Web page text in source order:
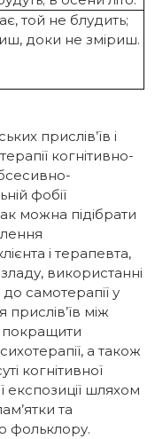
той не блудить;
доки не зміриш.
прислів’їв і
когнітивно-
фобії
можна підібрати
і терапевта,
використанні
до самотерапії у
між
покращити
а також
когнітивної
експозиції шляхом
та
фольклору.